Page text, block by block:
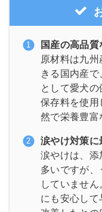
国産の高品
原材料は九
きる国内産
として愛犬
保存料を使用
然で栄養豊富
涙やけ対策に
涙やけは、添
多いですが、
していませ
にも安心し